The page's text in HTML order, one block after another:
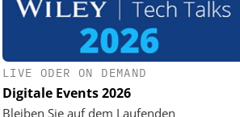
LIVE ODER ON DEMAND
Digitale Events 2026
Bleiben Sie auf dem Laufenden
PHYSIK INSTRUMENTE (PI) SE &
CO. KG
Optische Laserlinks für LEO-